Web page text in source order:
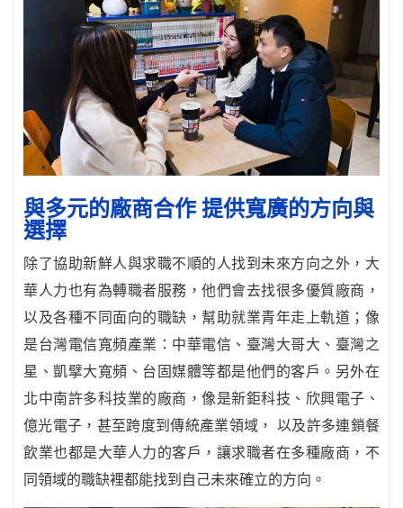
與多元的廠商合作 提供寬廣的方向與
選擇
除了協助新鮮人與求職不順的人找到未來方向之外，大
華人力也有為轉職者服務，他們會去找很多優質廠商，
以及各種不同面向的職缺，幫助就業青年走上軌道；像
是台灣電信寬頻產業：中華電信、臺灣大哥大、臺灣之
星、凱擘大寬頻、台固媒體等都是他們的客戶。另外在
北中南許多科技業的廠商，像是新鉅科技、欣興電子、
億光電子，甚至跨度到傳統產業領域， 以及許多連鎖餐
飲業也都是大華人力的客戶，讓求職者在多種廠商，不
同領域的職缺裡都能找到自己未來確立的方向。